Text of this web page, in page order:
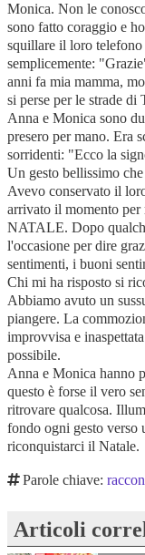
Monica. Non le
sono fatto coraggio e
squillare il loro telefono
semplicemente:
anni fa mia mamma,
si perse per le strade di
Anna e Monica sono
presero per mano. Era
sorridenti: "Ecco la
Un gesto bellissimo
Avevo conservato il
arrivato il momento
NATALE. Dopo
l'occasione per dire
sentimenti, i buoni
Chi mi ha risposto si
Abbiamo avuto un
piangere. La
improvvisa e
possibile.
Anna e Monica hanno
questo è forse il vero
ritrovare qualcosa.
fondo ogni gesto verso
riconquistarci il Natale.
Parole chiave:
Articoli